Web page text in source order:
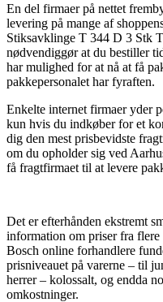
En del firmaer på nettet
levering på mange af
Stiksavklinge T 344 D 3 Stk
nødvendiggør at du bestiller
har mulighed for at nå at få
pakkepersonalet har fyraften.
Enkelte internet firmaer yder
kun hvis du indkøber for et
dig den mest prisbevidste
om du opholder sig ved
få fragtfirmaet til at levere
Det er efterhånden ekstremt
information om priser fra
Bosch online forhandlere
prisniveauet på varerne – til
herrer – kolossalt, og endda
omkostninger.